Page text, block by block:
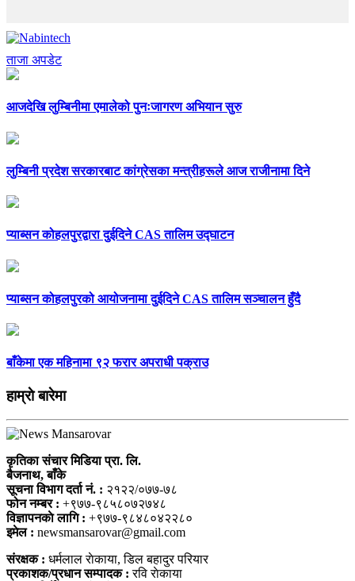
ताजा अपडेट
आजदेखि लुम्बिनीमा एमालेको पुनःजागरण अभियान सुरु
लुम्बिनी प्रदेश सरकारबाट कांग्रेसका मन्त्रीहरूले आज राजीनामा दिने
प्याब्सन कोहलपुरद्वारा दुईदिने CAS तालिम उद्घाटन
प्याब्सन कोहलपुरको आयोजनामा दुईदिने CAS तालिम सञ्चालन हुँदै
बाँकेमा एक महिनामा ९२ फरार अपराधी पक्राउ
हाम्राे बारेमा
कृतिका संचार मिडिया प्रा. लि.
बैजनाथ, बाँके
सूचना विभाग दर्ता नं. : २१२२/०७७-७८
फोन नम्बर : +९७७-९८५८०७२७४८
विज्ञापनकाे लागि : +९७७-९८४८०४२२८०
इमेल : newsmansarovar@gmail.com
संरक्षक : धर्मलाल राेकाया, डिल बहादुर परियार
प्रकाशक/प्रधान सम्पादक : रवि राेकाया